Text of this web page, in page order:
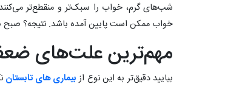
شب‌های گرم، خواب را سبک‌تر و منقطع‌تر
خواب ممکن است پایین آمده باشد. نتیجه؟ صبح
مهم‌ترین علت‌های
بیایید دقیق‌تر به این نوع ازبیماری های تابستان